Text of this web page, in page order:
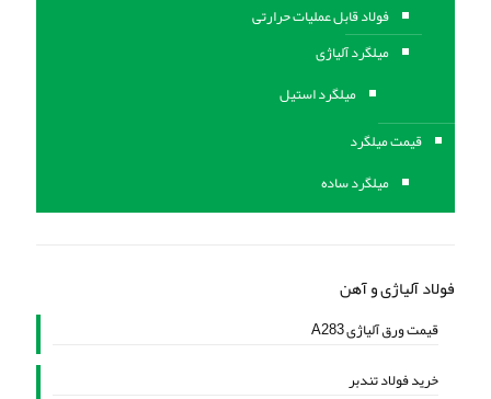
فولاد قابل عملیات حرارتی
ميلگرد آلیاژی
میلگرد استیل
قیمت میلگرد
میلگرد ساده
فولاد آلیاژی و آهن
قیمت ورق آلیاژی A283
خرید فولاد تندبر